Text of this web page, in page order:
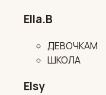
Ella.B
ДЕВОЧКАМ
ШКОЛА
Elsy